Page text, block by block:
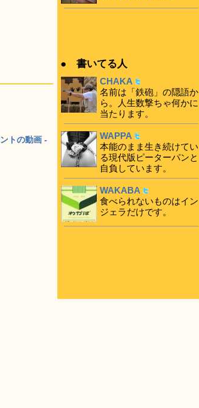
トの動画 -
● 書いてる人
CHAKA
名前は「鉄砲」の隠語か
ら。人生数撃ちゃ何かに
当たります。
WAPPA
本能のまま生き続けてい
る現代版ピーターパンと
自負しています。
WAKABA
食べられないものはイン
ジェラだけです。